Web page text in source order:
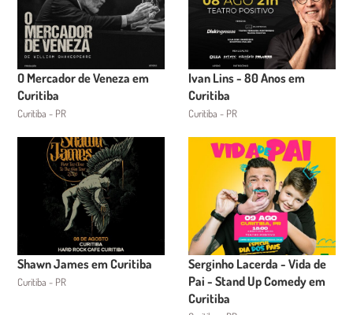
O Mercador de Veneza em
Curitiba
Curitiba - PR
Ivan Lins - 80 Anos em
Curitiba
Curitiba - PR
Shawn James em Curitiba
Curitiba - PR
Serginho Lacerda - Vida de
Pai - Stand Up Comedy em
Curitiba